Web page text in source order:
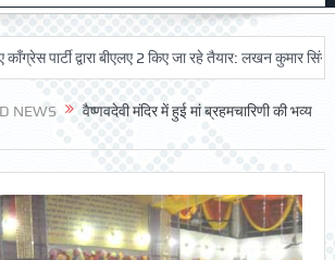
द्वारा बीएलए 2 किए जा रहे तैयार: लखन कुमार सिंगला
NEWS
वैष्णवदेवी मंदिर में हुई मां ब्रहमचारिणी की भव्य